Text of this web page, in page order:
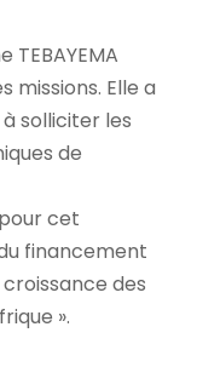
missions. Elle a
solliciter les
de
cet
financement
des
».